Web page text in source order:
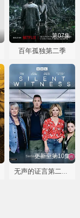
第07集
百年孤独第二季
更新至第10集
无声的证言第二十九季